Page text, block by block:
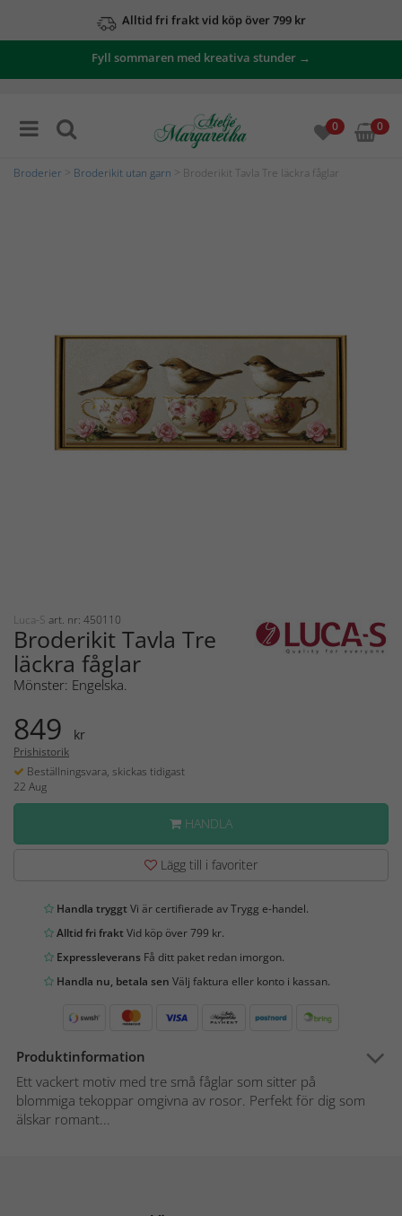
Alltid fri frakt vid köp över 799 kr
Fyll sommaren med kreativa stunder →
0 0
Broderier Broderikit utan garn > Broderikit Tavla Tre läckra fåglar
Luca-S art. nr: 450110
Broderikit Tavla Tre
läckra fåglar
Mönster: Engelska.
849 kr
Prishistorik
Beställningsvara, skickas tidigast
22 Aug
HANDLA
Lägg till i favoriter
Handla tryggtVi är certifierade av Trygg e-handel.
Alltid fri fraktVid köp över 799 kr.
Expressleverans Få ditt paket redan imorgon.
Handla nu, betala sen Välj faktura eller konto i kassan.
Produktinformation
Ett vackert motiv med tre små fåglar som sitter på
blommiga tekoppar omgivna av rosor. Perfekt för dig som
älskar romant...